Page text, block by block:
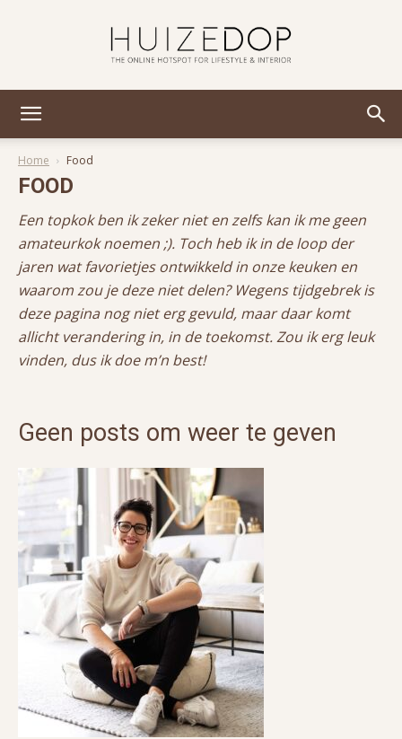
Home Food
FOOD
Een topkok ben ik zeker niet en zelfs kan ik me geen
amateurkok noemen ;). Toch heb ik in de loop der
jaren wat favorietjes ontwikkeld in onze keuken en
waarom zou je deze niet delen? Wegens tijdgebrek is
deze pagina nog niet erg gevuld, maar daar komt
allicht verandering in, in de toekomst. Zou ik erg leuk
vinden, dus ik doe m’n best!
Geen posts om weer te geven